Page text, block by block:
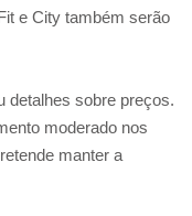
e City também serão
detalhes sobre preços.
moderado nos
manter a